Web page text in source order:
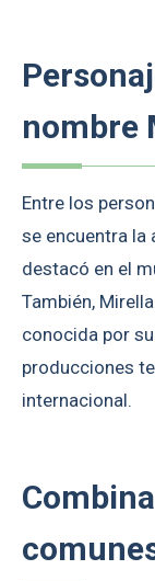
nombre
Entre los
se encuentra la
destacó en el
También,
conocida por
producciones
internacional.